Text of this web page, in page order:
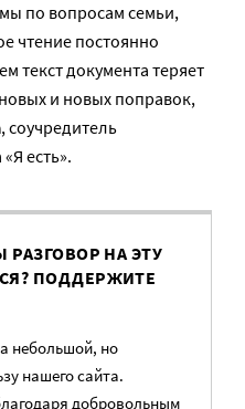
по вопросам семьи,
чтение постоянно
текст документа теряет
и новых поправок,
, соучредитель
есть».
НА ЭТУ
ПОДДЕРЖИТЕ
небольшой, но
нашего сайта.
добровольным